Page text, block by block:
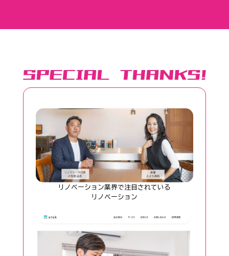
リノベーション業界で注目されている
──リノベーション──